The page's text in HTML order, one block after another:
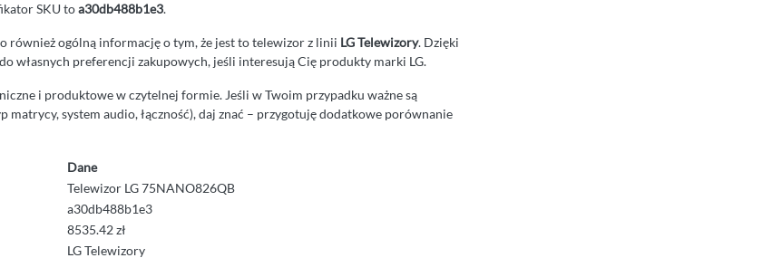
SKU toa30db488b1e3.
również ogólną informację o tym, że jest to telewizor z linii LG Telewizory. Dzięki
własnych preferencji zakupowych, jeśli interesują Cię produkty marki LG.
i produktowe w czytelnej formie. Jeśli w Twoim przypadku ważne są
matrycy, system audio, łączność), daj znać – przygotuję dodatkowe porównanie
Dane
Telewizor LG 75NANO826QB
a30db488b1e3
8535.42 zł
LG Telewizory